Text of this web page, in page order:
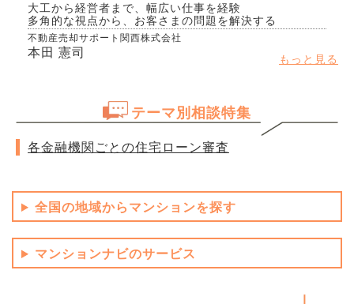
大工から経営者まで、幅広い仕事を経験
多角的な視点から、お客さまの問題を解決する
不動産売却サポート関西株式会社
本田 憲司 もっと見る
テーマ別相談特集
各金融機関ごとの住宅ローン審査
全国の地域からマンションを探す
マンションナビのサービス